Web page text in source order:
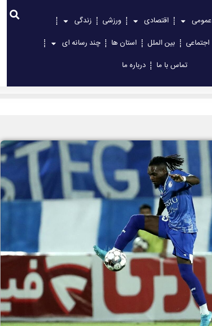
عمومی اقتصادی ورزشی
زندگی
اجتماعی بین الملل استان ها
چند رسانه ای
تماس با ما
درباره ما